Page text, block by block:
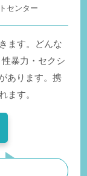
センター
ます。どんな
暴力・セクシ
あります。携
ます。